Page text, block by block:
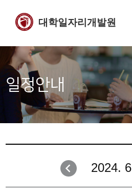
대학일자리개발원
일정안내
2024. 6